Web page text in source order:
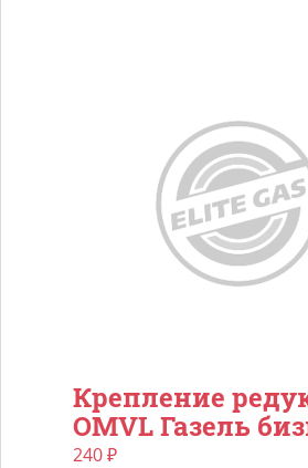
Крепление
OMVL Газель
240₽